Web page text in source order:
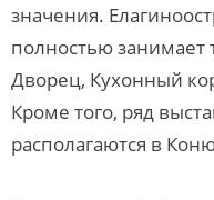
значения.
полностью
Дворец, Кухонный
Кроме того, ряд
располагаются в